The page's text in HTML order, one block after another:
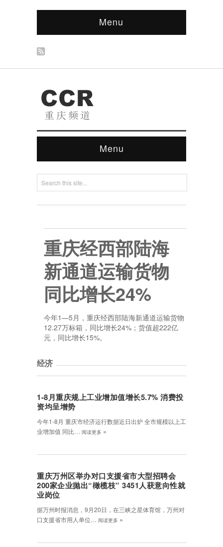
Menu
Menu
重庆经西部陆海
新通道运输货物
同比增长24%
今年1—5月，重庆经西部陆海新通道运输货物
12.27万标箱，同比增长24%；货值超222亿
元，同比增长15%。
经济
1-8月重庆规上工业增加值增长5.7% 消费投
资均呈增势
今年1-8月 重庆市经济运行数据近日出炉 全市规模以上工
业增加值 同比…
阅读更多 »
重庆万州区举办对口支援省市大型招聘会
200家企业抛出“橄榄枝” 3451人获意向性就
业岗位
据万州时报消息，9月20日，在三峡之星体育馆，万州对
口支援省市用人单位…
阅读更多 »